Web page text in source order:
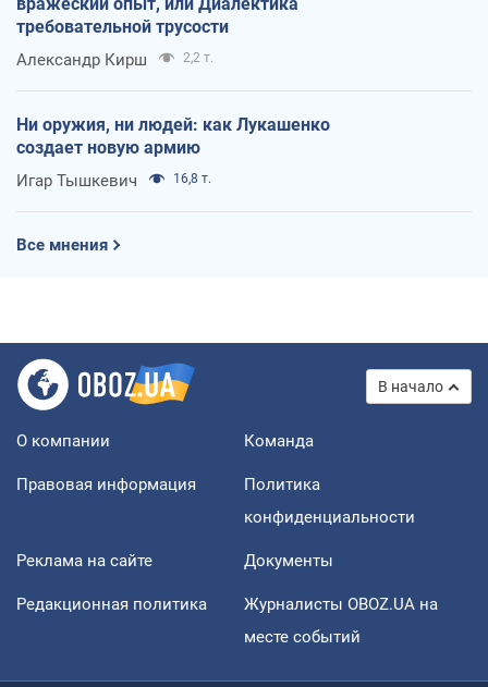
вражеский опыт, или Диалектика
требовательной трусости
Александр Кирш 2,2 т.
Ни оружия, ни людей: как Лукашенко
создает новую армию
Игар Тышкевич 16,8 т.
Все мнения
В начало
О компании Команда
Правовая информация
Политика
конфиденциальности
Реклама на сайте Документы
Редакционная политика
Журналисты OBOZ.UA на
месте событий